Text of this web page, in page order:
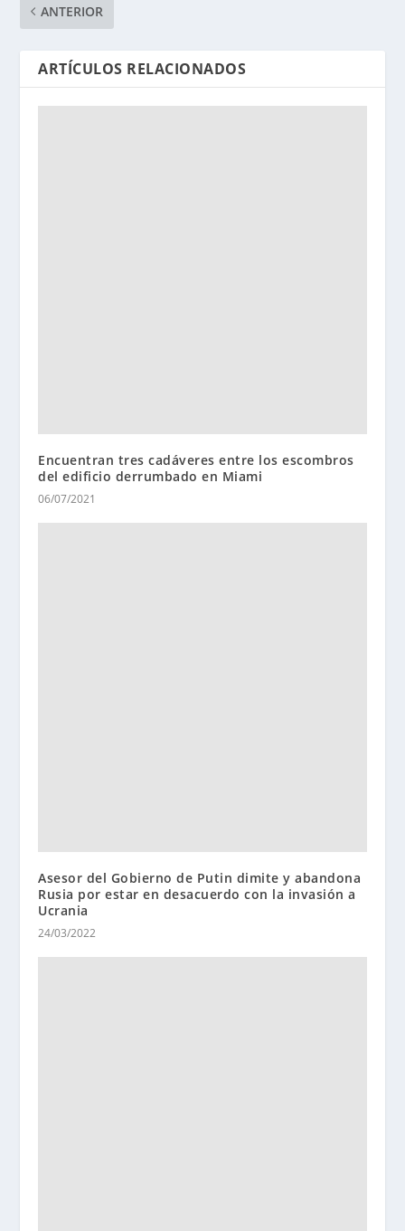
ANTERIOR
ARTÍCULOS RELACIONADOS
Encuentran tres cadáveres entre los escombros
del edificio derrumbado en Miami
06/07/2021
Asesor del Gobierno de Putin dimite y abandona
Rusia por estar en desacuerdo con la invasión a
Ucrania
24/03/2022